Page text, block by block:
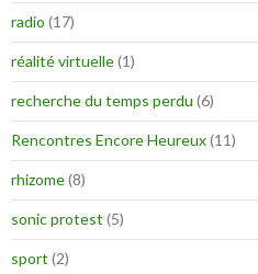
radio (17)
réalité virtuelle(1)
recherche du temps perdu (6)
Rencontres Encore Heureux(11)
rhizome(8)
sonic protest (5)
sport (2)